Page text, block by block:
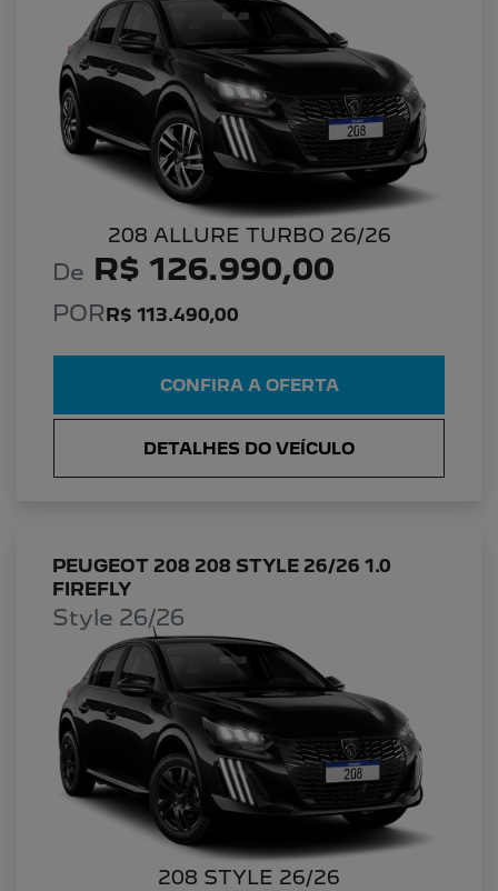
208 ALLURE TURBO 26/26
De R$ 126.990,00
PORR$ 113.490,00
CONFIRA A OFERTA
DETALHES DO VEÍCULO
PEUGEOT 208 208 STYLE 26/26 1.0
FIREFLY
Style 26/26
208 STYLE 26/26